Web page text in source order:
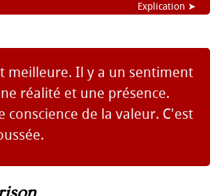
Explication ➤
meilleure. Il y a un sentiment
réalité et une présence.
conscience de la valeur. C'est